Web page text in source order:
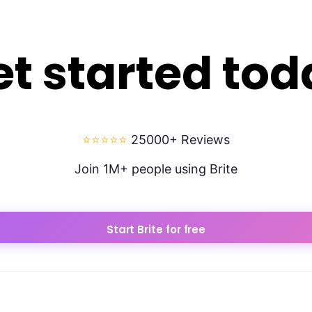
started
⭐⭐⭐⭐⭐ 25000+ Reviews
Join 1M+ people using Brite
Start Brite for free